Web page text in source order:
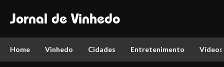
Jornal de Vinhedo
Home Vinhedo Cidades Entretenimento Vídeos